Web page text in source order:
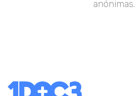
anónimas.